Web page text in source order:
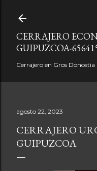
CERRAJERO
GUIPUZCOA-
Cerrajero en Gros
agosto 22, 2023
CERRAJERO
GUIPUZCOA